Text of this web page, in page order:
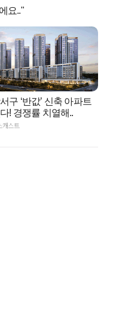
요.."
구 ‘반값’ 신축 아파트
! 경쟁률 치열해..
캐스트